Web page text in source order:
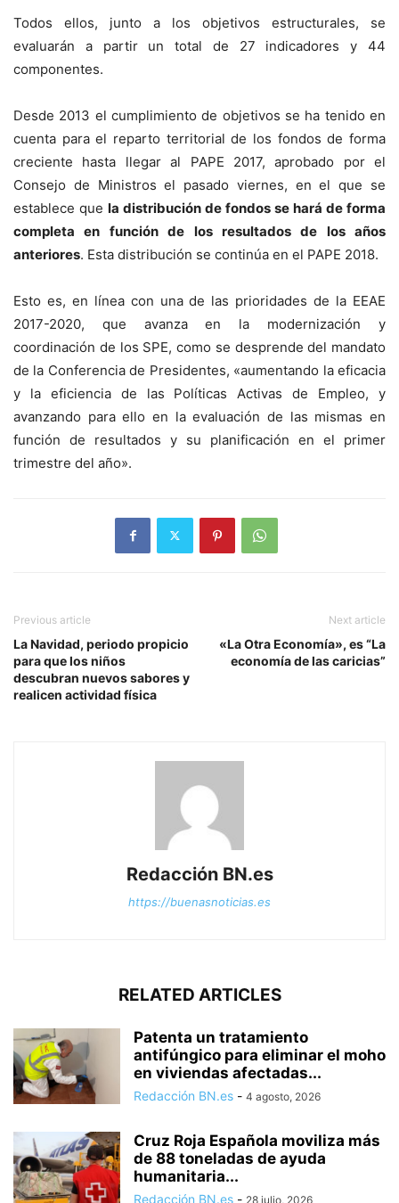
Todos ellos, junto a los objetivos estructurales, se
evaluarán a partir un total de 27 indicadores y 44
componentes.
Desde 2013 el cumplimiento de objetivos se ha tenido en
cuenta para el reparto territorial de los fondos de forma
creciente hasta llegar al PAPE 2017, aprobado por el
Consejo de Ministros el pasado viernes, en el que se
establece que la distribución de fondos se hará de forma
completa en función de los resultados de los años
anteriores. Esta distribución se continúa en el PAPE 2018.
Esto es, en línea con una de las prioridades de la EEAE
2017-2020, que avanza en la modernización y
coordinación de los SPE, como se desprende del mandato
de la Conferencia de Presidentes, «aumentando la eficacia
y la eficiencia de las Políticas Activas de Empleo, y
avanzando para ello en la evaluación de las mismas en
función de resultados y su planificación en el primer
trimestre del año».
Previous article
La Navidad, periodo propicio
para que los niños
descubran nuevos sabores y
realicen actividad física
Next article
«La Otra Economía», es “La
economía de las caricias”
Redacción BN.es
https://buenasnoticias.es
RELATED ARTICLES
Patenta un tratamiento
antifúngico para eliminar el moho
en viviendas afectadas...
Redacción BN.es - 4 agosto, 2026
Cruz Roja Española moviliza más
de 88 toneladas de ayuda
humanitaria...
Redacción BN.es - 28 julio, 2026